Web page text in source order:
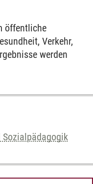
öffentliche
Verkehr,
werden